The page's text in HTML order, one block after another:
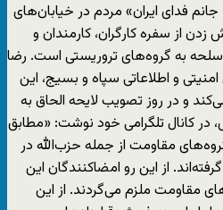
جانم فدای ایران» مردم در خیابان‌های
از سفره کارگران، کارمندان و
به گروه‌های تروریستی است. رضا
و اطلاعاتی سپاه و بسیج، این
و در روز تصویب لایحه الحاق به
در کانال تلگرامی خود نوشت: «مطابق
مقاومت از جمله حزب‌الله در
از این رو امضاکنندگان این
مقاومت ملزم می‌گردند. از این